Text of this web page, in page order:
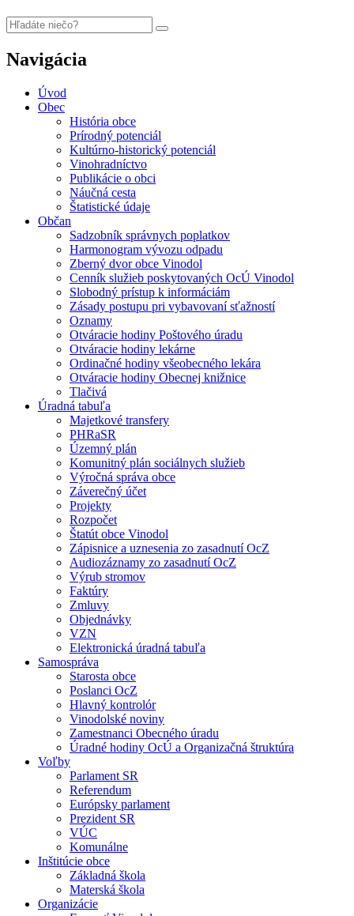
Navigácia
Úvod
Obec
História obce
Prírodný potenciál
Kultúrno-historický potenciál
Vinohradníctvo
Publikácie o obci
Náučná cesta
Štatistické údaje
Občan
Sadzobník správnych poplatkov
Harmonogram vývozu odpadu
Zberný dvor obce Vinodol
Cenník služieb poskytovaných OcÚ Vinodol
Slobodný prístup k informáciám
Zásady postupu pri vybavovaní sťažností
Oznamy
Otváracie hodiny Poštového úradu
Otváracie hodiny lekárne
Ordinačné hodiny všeobecného lekára
Otváracie hodiny Obecnej knižnice
Tlačivá
Úradná tabuľa
Majetkové transfery
PHRaSR
Územný plán
Komunitný plán sociálnych služieb
Výročná správa obce
Záverečný účet
Projekty
Rozpočet
Štatút obce Vinodol
Zápisnice a uznesenia zo zasadnutí OcZ
Audiozáznamy zo zasadnutí OcZ
Výrub stromov
Faktúry
Zmluvy
Objednávky
VZN
Elektronická úradná tabuľa
Samospráva
Starosta obce
Poslanci OcZ
Hlavný kontrolór
Vinodolské noviny
Zamestnanci Obecného úradu
Úradné hodiny OcÚ a Organizačná štruktúra
Voľby
Parlament SR
Referendum
Európsky parlament
Prezident SR
VÚC
Komunálne
Inštitúcie obce
Základná škola
Materská škola
Organizácie